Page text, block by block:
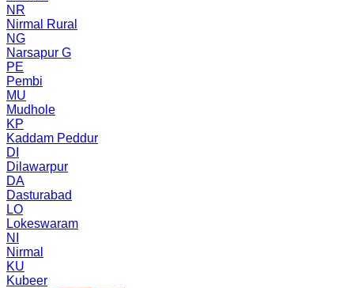
NR
Nirmal Rural
NG
Narsapur G
PE
Pembi
MU
Mudhole
KP
Kaddam Peddur
DI
Dilawarpur
DA
Dasturabad
LO
Lokeswaram
NI
Nirmal
KU
Kubeer